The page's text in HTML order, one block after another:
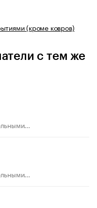
(кроме ковров)
с тем же